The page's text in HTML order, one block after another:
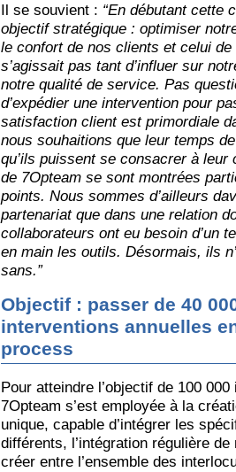
Il se souvient : “En débutant cette
objectif stratégique : optimiser
le confort de nos clients et celui
s’agissait pas tant d’influer sur
notre qualité de service. Pas
d’expédier une intervention pour
satisfaction client est primordiale
nous souhaitions que leur temps
qu’ils puissent se consacrer à
de 7Opteam se sont montrées
points. Nous sommes d’ailleurs
partenariat que dans une relation
collaborateurs ont eu besoin d’un
en main les outils. Désormais, ils
sans.”
Objectif : passer de 40
interventions annuelles
process
Pour atteindre l’objectif de 100
7Opteam s’est employée à la
unique, capable d’intégrer les
différents, l’intégration régulière
créer entre l’ensemble des